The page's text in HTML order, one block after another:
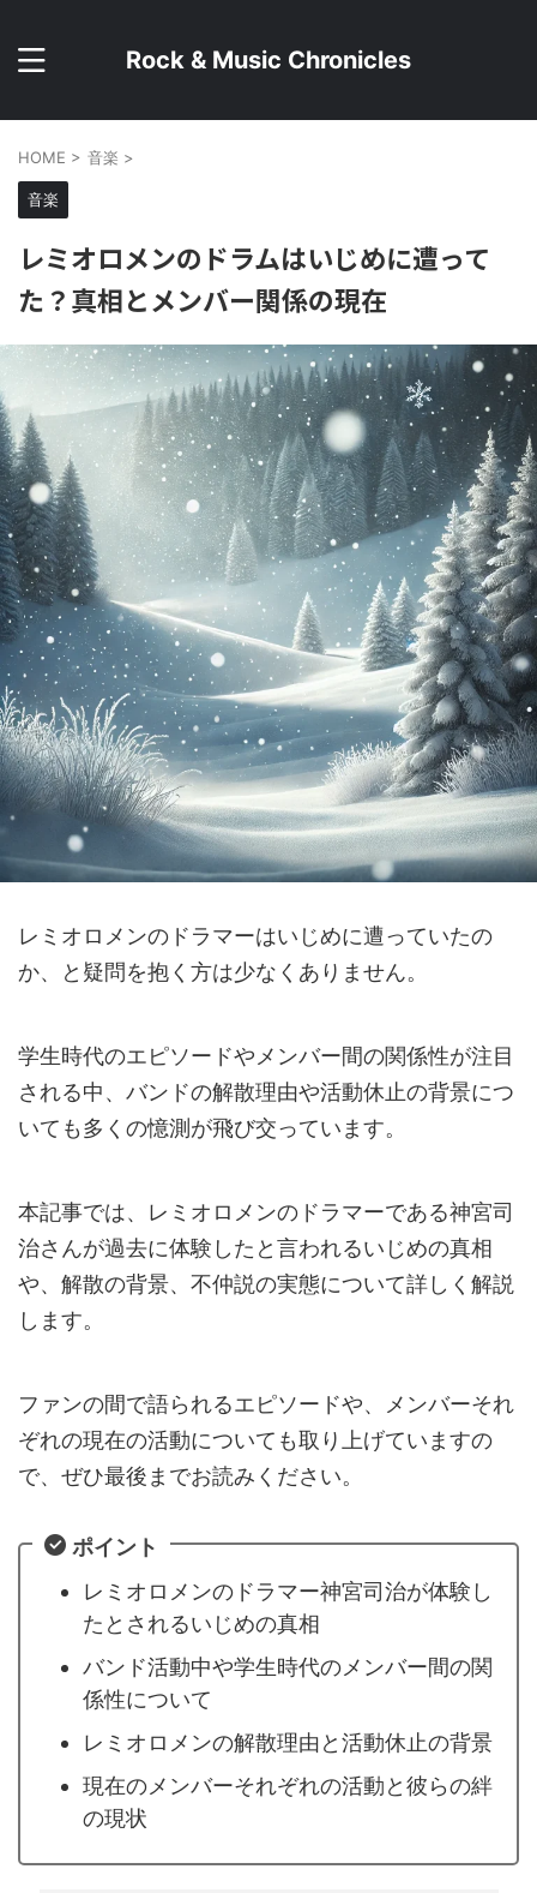
Rock & Music Chronicles
HOME > 音楽 >
音楽
レミオロメンのドラムはいじめに遭って
た？真相とメンバー関係の現在
レミオロメンのドラマーはいじめに遭っていたの
か、と疑問を抱く方は少なくありません。
学生時代のエピソードやメンバー間の関係性が注目
される中、バンドの解散理由や活動休止の背景につ
いても多くの憶測が飛び交っています。
本記事では、レミオロメンのドラマーである神宮司
治さんが過去に体験したと言われるいじめの真相
や、解散の背景、不仲説の実態について詳しく解説
します。
ファンの間で語られるエピソードや、メンバーそれ
ぞれの現在の活動についても取り上げていますの
で、ぜひ最後までお読みください。
ポイント
レミオロメンのドラマー神宮司治が体験し
たとされるいじめの真相
バンド活動中や学生時代のメンバー間の関
係性について
レミオロメンの解散理由と活動休止の背景
現在のメンバーそれぞれの活動と彼らの絆
の現状